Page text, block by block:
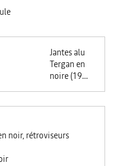
Jantes alu
Tergan en
noire (19
noir, rétroviseurs